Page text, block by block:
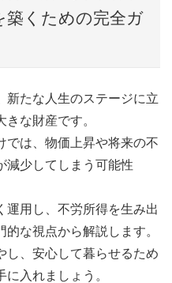
築くための完全ガ
新たな人生のステージに立
な財産です。
では、物価上昇や将来の不
減少してしまう可能性
運用し、不労所得を生み出
な視点から解説します。
し、安心して暮らせるため
入れましょう。